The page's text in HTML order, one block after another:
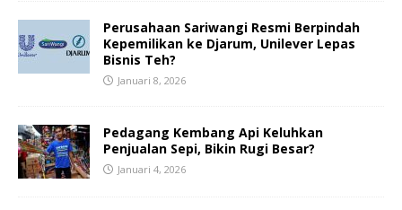
Perusahaan Sariwangi Resmi Berpindah
Kepemilikan ke Djarum, Unilever Lepas
Bisnis Teh?
Januari 8, 2026
Pedagang Kembang Api Keluhkan
Penjualan Sepi, Bikin Rugi Besar?
Januari 4, 2026